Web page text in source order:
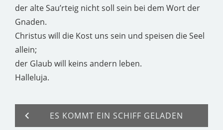
der alte Sau’rteig nicht soll sein bei dem Wort der
Gnaden.
Christus will die Kost uns sein und speisen die Seel
allein;
der Glaub will keins andern leben.
Halleluja.
ES KOMMT EIN SCHIFF GELADEN